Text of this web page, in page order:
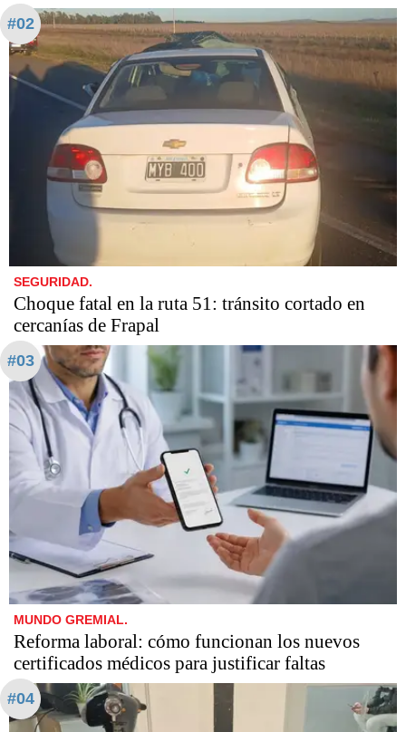
#02
SEGURIDAD.
Choque fatal en la ruta 51: tránsito cortado en
cercanías de Frapal
#03
MUNDO GREMIAL.
Reforma laboral: cómo funcionan los nuevos
certificados médicos para justificar faltas
#04